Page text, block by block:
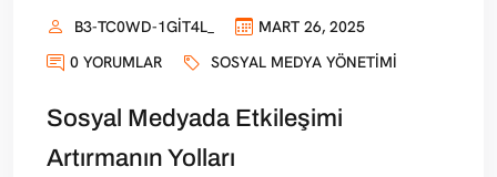
B3-TC0WD-1GIT4L_
MART 26, 2025
0 YORUMLAR
SOSYAL MEDYA YÖNETIMI
Sosyal Medyada Etkileşimi
Artırmanın Yolları